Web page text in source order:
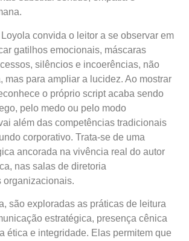
convida o leitor a se observar em
gatilhos emocionais, máscaras
silêncios e incoerências, não
mas para ampliar a lucidez. Ao mostrar
o próprio script acaba sendo
pelo medo ou pelo modo
além das competências tradicionais
corporativo. Trata-se de uma
ancorada na vivência real do autor
nas salas de diretoria
organizacionais.
são exploradas as práticas de leitura
estratégica, presença cênica
ética e integridade. Elas permitem que